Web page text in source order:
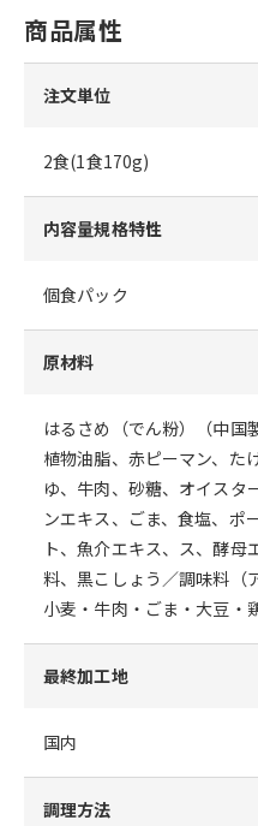
商品属性
注文単位
2食(1食170g)
内容量規格特性
個食パック
原材料
はるさめ（でん粉）（中国
植物油脂、赤ピーマン、た
ゆ、牛肉、砂糖、オイスタ
ンエキス、ごま、食塩、ポ
ト、魚介エキス、ス、酵母
料、黒こしょう／調味料（
小麦・牛肉・ごま・大豆・
最終加工地
国内
調理方法